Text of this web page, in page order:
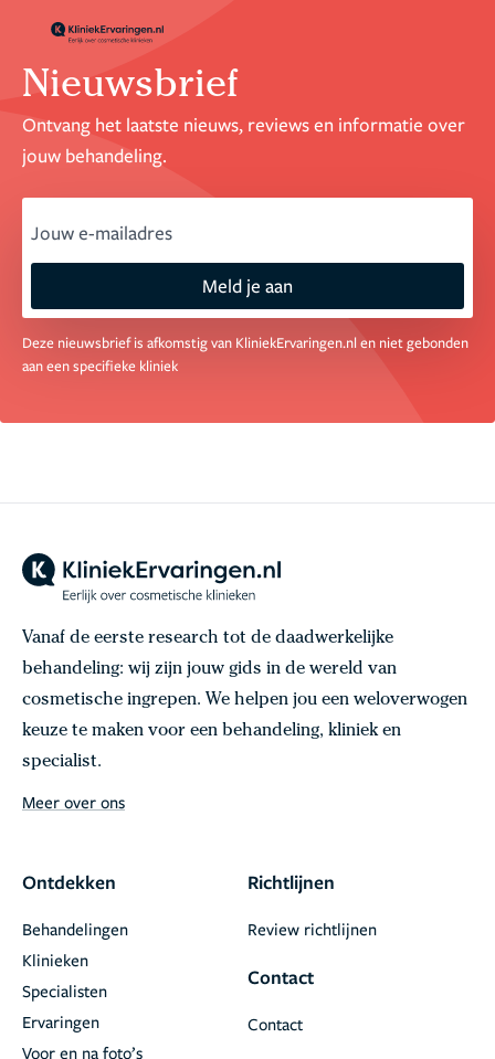
Nieuwsbrief
Ontvang het laatste nieuws, reviews en informatie over
jouw behandeling.
Meld je aan
Deze nieuwsbrief is afkomstig van KliniekErvaringen.nl en niet gebonden
aan een specifieke kliniek
Vanaf de eerste research tot de daadwerkelijke
behandeling: wij zijn jouw gids in de wereld van
cosmetische ingrepen. We helpen jou een weloverwogen
keuze te maken voor een behandeling, kliniek en
specialist.
Meer over ons
Ontdekken
Behandelingen
Klinieken
Specialisten
Ervaringen
Voor en na foto’s
Richtlijnen
Review richtlijnen
Contact
Contact